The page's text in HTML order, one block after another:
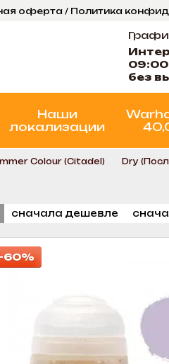
оферта / Политика
без
Наши
локализации
Colour (Citadel) Dry
сначала дешевле